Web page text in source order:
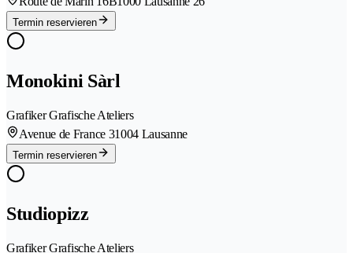
Termin reservieren
Monokini Sàrl
Grafiker Grafische Ateliers
Avenue de France 31004 Lausanne
Termin reservieren
Studiopizz
Grafiker Grafische Ateliers